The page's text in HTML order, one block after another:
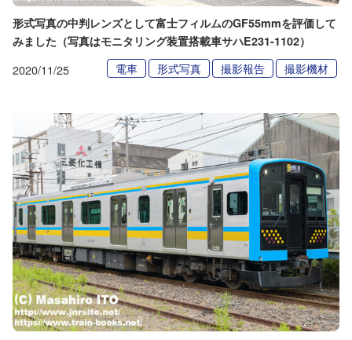
形式写真の中判レンズとして富士フィルムのGF55mmを評価して
みました（写真はモニタリング装置搭載車サハE231-1102）
2020/11/25 電車 形式写真 撮影報告 撮影機材